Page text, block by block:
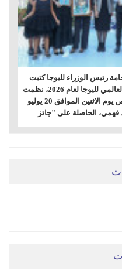
رئيس الوزراء لليوجا كتبت
شيماء فايد في إطار الاحتفالات باليوم العالمي لليوجا لعام 2026، نظمت
سفارة الهند بالقاهرة حفل تكريم خاص يوم الاثنين الموافق 20 يوليو